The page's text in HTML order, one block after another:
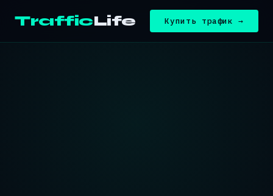
TrafficLife Купить трафик →